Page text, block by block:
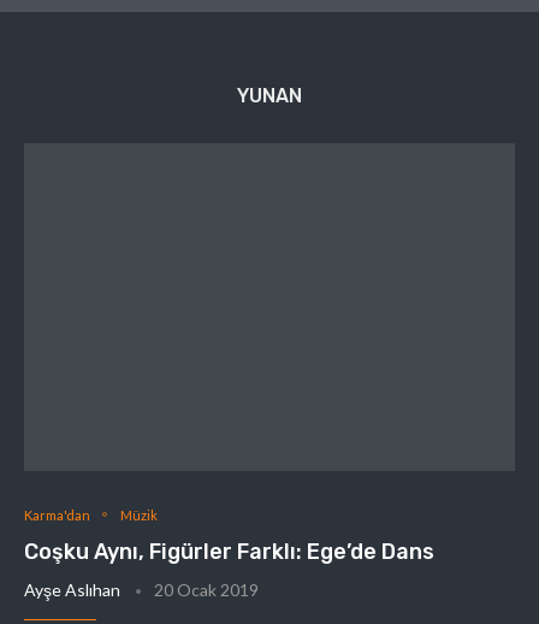
YUNAN
Karma'dan Müzik
Coşku Aynı, Figürler Farklı: Ege’de Dans
Ayşe Aslıhan 20 Ocak 2019